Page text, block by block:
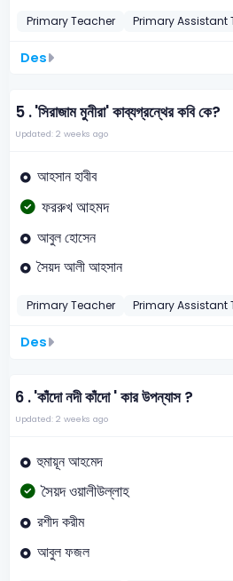
Primary Teacher Primary Assistant
Des
5 .'সিরাজাম মুনীরা' কাব্যগ্রন্থের কবি কে?
Updated: 2 weeks ago
আহসান হাবীব
ফররুখ আহমদ
আবুল হোসেন
সৈয়দ আলী আহসান
Primary Teacher Primary Assistant
Des
6 .'কাঁদো নদী কাঁদো ' কার উপন্যাস ?
Updated: 2 weeks ago
হুমায়ূন আহমেদ
সৈয়দ ওয়ালীউল্লাহ
রশীদ করীম
আবুল ফজল